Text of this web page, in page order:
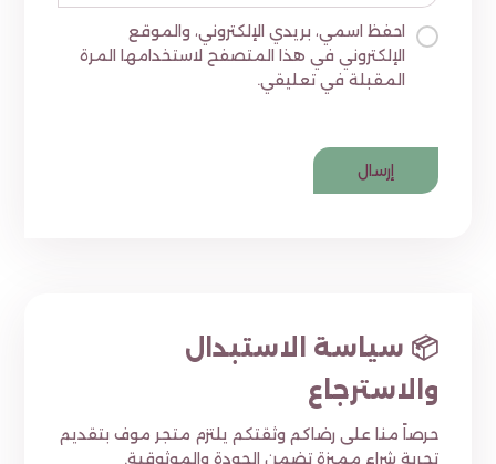
احفظ اسمي، بريدي الإلكتروني، والموقع
الإلكتروني في هذا المتصفح لاستخدامها المرة
المقبلة في تعليقي.
📦 سياسة الاستبدال
والاسترجاع
حرصاً منا على رضاكم وثقتكم يلتزم متجر موف بتقديم
تجربة شراء مميزة تضمن الجودة والموثوقية.